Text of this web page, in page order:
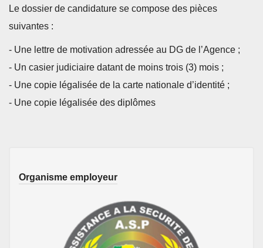
Le dossier de candidature se compose des pièces
suivantes :
- Une lettre de motivation adressée au DG de l’Agence ;
- Un casier judiciaire datant de moins trois (3) mois ;
- Une copie légalisée de la carte nationale d’identité ;
- Une copie légalisée des diplômes
Organisme employeur